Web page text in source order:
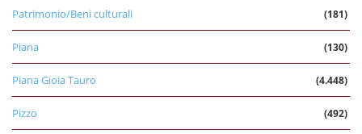
Patrimonio/Beni culturali (181)
Piana (130)
Piana Gioia Tauro (4.448)
Pizzo (492)